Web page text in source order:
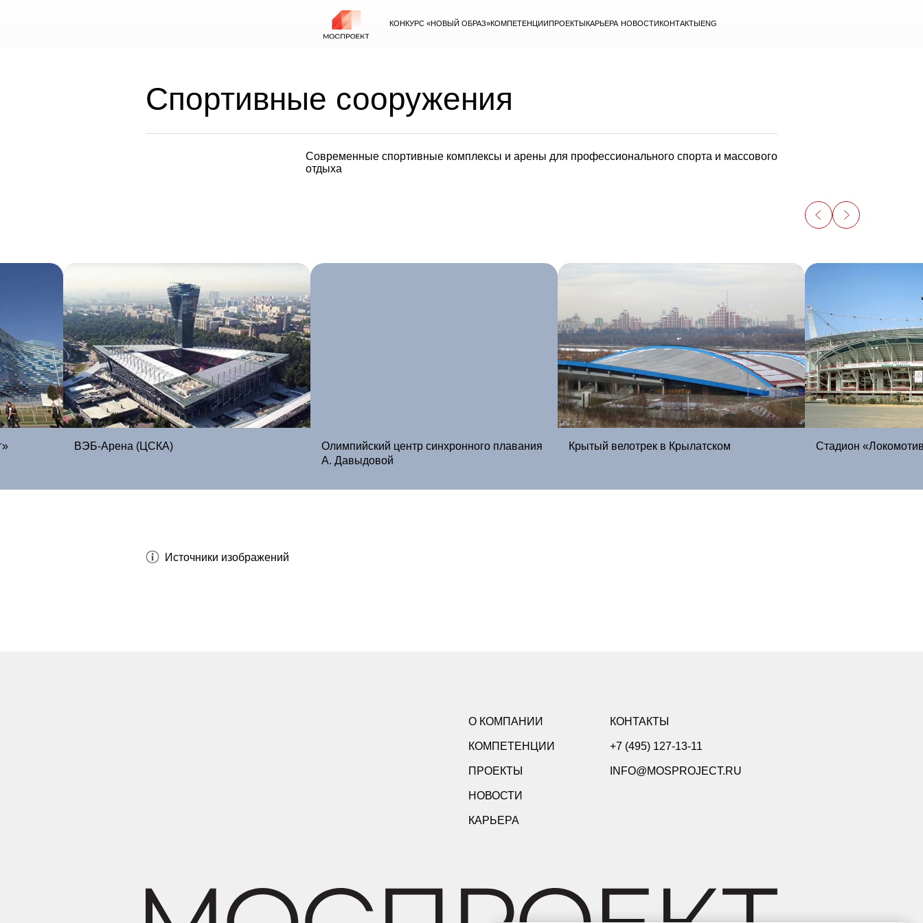
КОНКУРС «НОВЫЙ ОБРАЗ»КОМПЕТЕНЦИИПРОЕКТЫКАРЬЕРА НОВОСТИКОНТАКТЫENG
Спортивные сооружения
Современные спортивные комплексы и арены для профессионального спорта и массового
отдыха
ВЭБ-Арена (ЦСКА)
Олимпийский центр синхронного плавания
А. Давыдовой
Крытый велотрек в Крылатском Стадион
Источники изображений
О КОМПАНИИ
ПРОЕКТЫ
КОМПЕТЕНЦИИ
НОВОСТИ
КАРЬЕРА
КОНТАКТЫ
+7 (495) 127-13-11
INFO@MOSPROJECT.RU